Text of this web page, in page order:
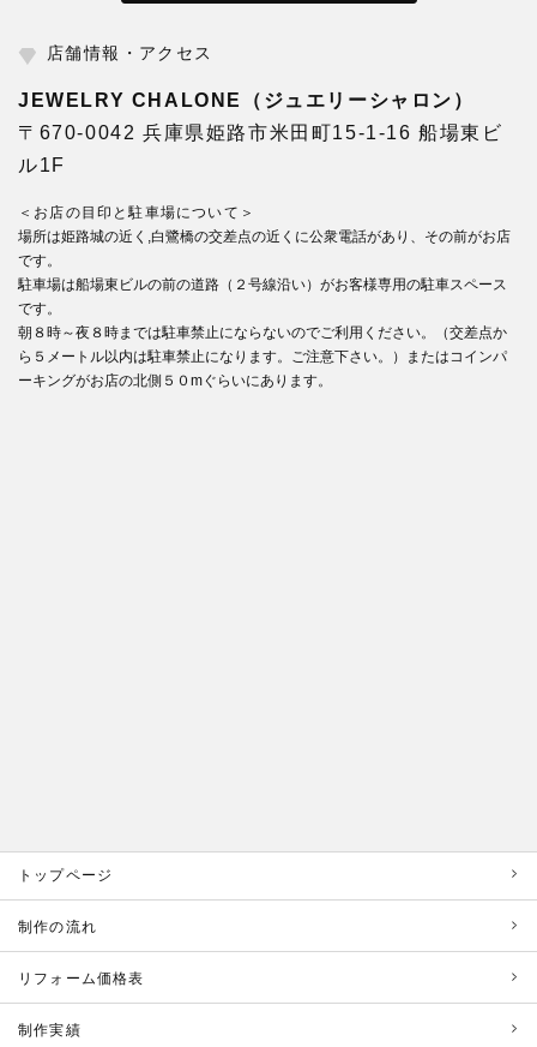
店舗情報・アクセス
JEWELRY CHALONE（ジュエリーシャロン）
〒670-0042 兵庫県姫路市米田町15-1-16 船場東ビ
ル1F
＜お店の目印と駐車場について＞
場所は姫路城の近く,白鷺橋の交差点の近くに公衆電話があり、その前がお店
です。
駐車場は船場東ビルの前の道路（２号線沿い）がお客様専用の駐車スペース
です。
朝８時～夜８時までは駐車禁止にならないのでご利用ください。（交差点か
ら５メートル以内は駐車禁止になります。ご注意下さい。）またはコインパ
ーキングがお店の北側５０mぐらいにあります。
トップページ
制作の流れ
リフォーム価格表
制作実績